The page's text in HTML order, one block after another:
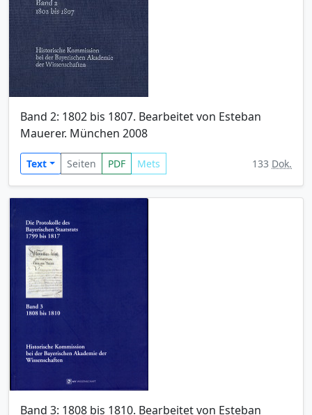
Band 2: 1802 bis 1807. Bearbeitet von Esteban
Mauerer. München 2008
Text Seiten PDF Mets 133 Dok.
Band 3: 1808 bis 1810. Bearbeitet von Esteban